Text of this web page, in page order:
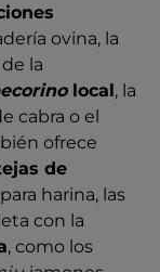
ovina, la
la
local, la
cabra o el
ofrece
de
harina, las
con la
, como los